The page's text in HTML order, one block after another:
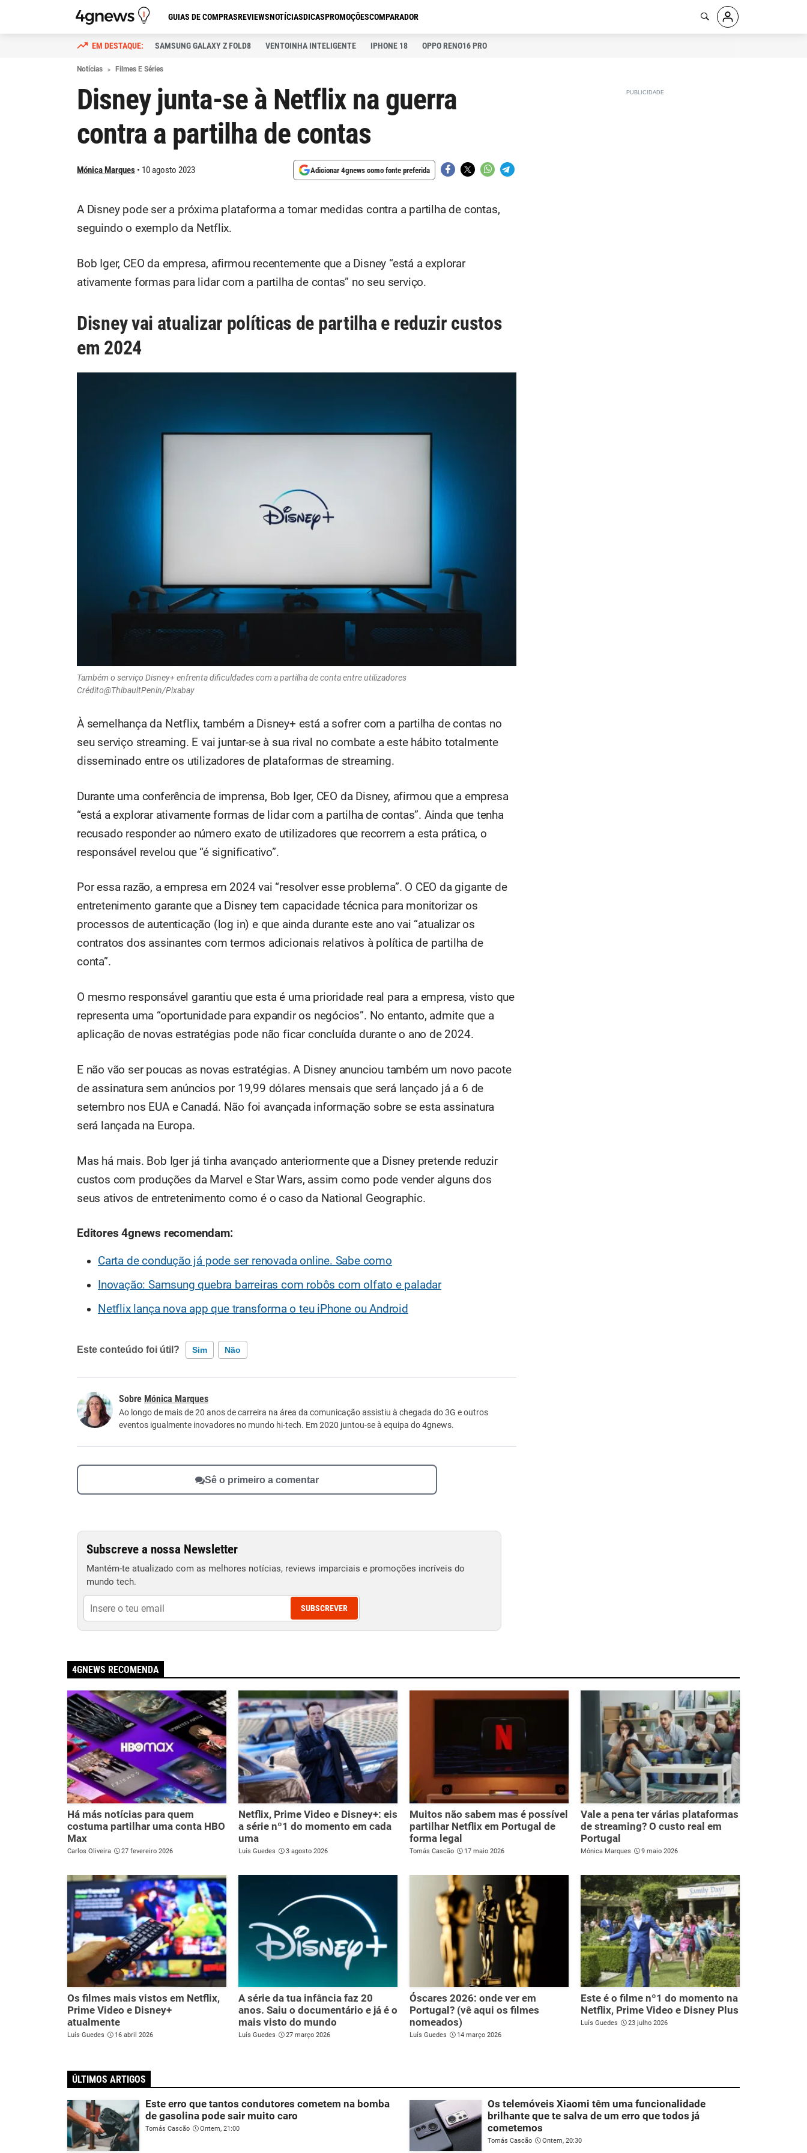
GUIAS DE COMPRASREVIEWSNOTÍCIASDICASPROMOÇÕESCOMPARADOR
SAMSUNG GALAXY Z FOLD8 VENTOINHA INTELIGENTE IPHONE 18 OPPO RENO16 PRO
Notícias Filmes E Séries
Disney junta-se à Netflix na guerra
contra a partilha de contas
Mónica Marques 10 agosto 2023 Adicionar 4gnews como fonte preferida
A Disney pode ser a próxima plataforma a tomar medidas contra a partilha de contas,
seguindo o exemplo da Netflix.
Bob Iger, CEO da empresa, afirmou recentemente que a Disney “está a explorar
ativamente formas para lidar com a partilha de contas” no seu serviço.
Disney vai atualizar políticas de partilha e reduzir custos
em 2024
Também o serviço Disney+ enfrenta dificuldades com a partilha de conta entre utilizadores
Crédito@ThibaultPenin/Pixabay
À semelhança da Netflix, também a Disney+ está a sofrer com a partilha de contas no
seu serviço streaming. E vai juntar-se à sua rival no combate a este hábito totalmente
disseminado entre os utilizadores de plataformas de streaming.
Durante uma conferência de imprensa, Bob Iger, CEO da Disney, afirmou que a empresa
“está a explorar ativamente formas de lidar com a partilha de contas”. Ainda que tenha
recusado responder ao número exato de utilizadores que recorrem a esta prática, o
responsável revelou que “é significativo”.
Por essa razão, a empresa em 2024 vai “resolver esse problema”. O CEO da gigante de
entretenimento garante que a Disney tem capacidade técnica para monitorizar os
processos de autenticação (log in) e que ainda durante este ano vai “atualizar os
contratos dos assinantes com termos adicionais relativos à política de partilha de
conta”.
O mesmo responsável garantiu que esta é uma prioridade real para a empresa, visto que
representa uma “oportunidade para expandir os negócios”. No entanto, admite que a
aplicação de novas estratégias pode não ficar concluída durante o ano de 2024.
E não vão ser poucas as novas estratégias. A Disney anunciou também um novo pacote
de assinatura sem anúncios por 19,99 dólares mensais que será lançado já a 6 de
setembro nos EUA e Canadá. Não foi avançada informação sobre se esta assinatura
será lançada na Europa.
Mas há mais. Bob Iger já tinha avançado anteriormente que a Disney pretende reduzir
custos com produções da Marvel e Star Wars, assim como pode vender alguns dos
seus ativos de entretenimento como é o caso da National Geographic.
Editores 4gnews recomendam:
Carta de condução já pode ser renovada online. Sabe como
Inovação: Samsung quebra barreiras com robôs com olfato e paladar
Netflix lança nova app que transforma o teu iPhone ou Android
Este conteúdo foi útil? Sim Não
Este conteúdo não tem a informação que procuro
Mónica Marques
Ao longo de mais de 20 anos de carreira na área da comunicação assistiu à chegada do 3G e outros
eventos igualmente inovadores no mundo hi-tech. Em 2020 juntou-se à equipa do 4gnews.
Sê o primeiro a comentar
Subscreve a nossa Newsletter
Mantém-te atualizado com as melhores notícias, reviews imparciais e promoções incríveis do
mundo tech.
SUBSCREVER
4GNEWS RECOMENDA
Há más notícias para quem
costuma partilhar uma conta HBO
Max
Carlos Oliveira 27 fevereiro 2026
Netflix, Prime Video e Disney+: eis
a série nº1 do momento em cada
uma
Luís Guedes 3 agosto 2026
Muitos não sabem mas é possível
partilhar Netflix em Portugal de
forma legal
Tomás Cascão 17 maio 2026
Vale a pena ter várias plataformas
de streaming? O custo real em
Portugal
Mónica Marques 9 maio 2026
Os filmes mais vistos em Netflix,
Prime Video e Disney+
atualmente
Luís Guedes 16 abril 2026
A série da tua infância faz 20
anos. Saiu o documentário e já é o
mais visto do mundo
Luís Guedes 27 março 2026
Óscares 2026: onde ver em
Portugal? (vê aqui os filmes
nomeados)
Luís Guedes 14 março 2026
Este é o filme nº1 do momento na
Netflix, Prime Video e Disney Plus
Luís Guedes 23 julho 2026
ÚLTIMOS ARTIGOS
Este erro que tantos condutores cometem na bomba
de gasolina pode sair muito caro
Tomás Cascão Ontem, 21:00
Os telemóveis Xiaomi têm uma funcionalidade
brilhante que te salva de um erro que todos já
cometemos
Tomás Cascão Ontem, 20:30